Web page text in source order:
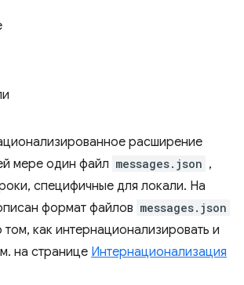
расширение
мере один файл messages.json ,
специфичные для локали. На
формат файлов messages.json
как интернационализировать и
на странице Интернационализация